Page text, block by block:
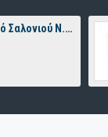
Κρεμαστό Φωτιστικό Σαλονιού N.100 – Οξυντέ Πολύφωτο με Οπάλινες Μπάλες